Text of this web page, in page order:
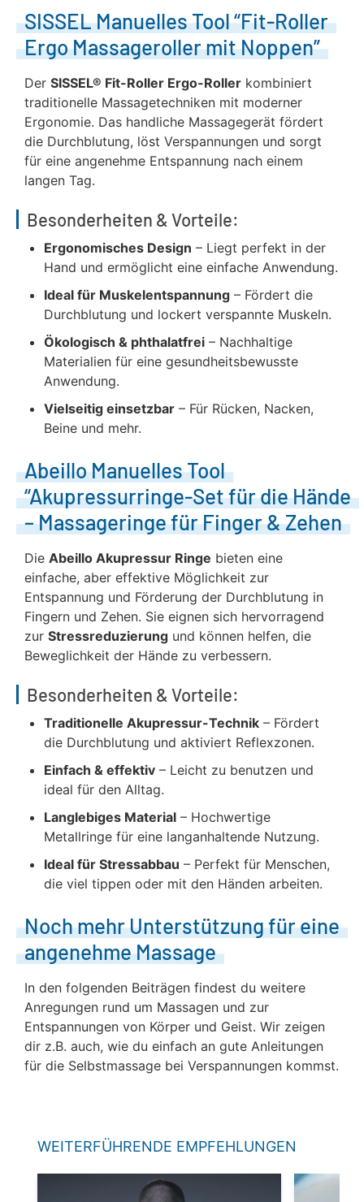
SISSEL Manuelles Tool “Fit-Roller
Ergo Massageroller mit Noppen”
Der SISSEL® Fit-Roller Ergo-Roller kombiniert
traditionelle Massagetechniken mit moderner
Ergonomie. Das handliche Massagegerät fördert
die Durchblutung, löst Verspannungen und sorgt
für eine angenehme Entspannung nach einem
langen Tag.
Besonderheiten & Vorteile:
Ergonomisches Design – Liegt perfekt in der
Hand und ermöglicht eine einfache Anwendung.
Ideal für Muskelentspannung – Fördert die
Durchblutung und lockert verspannte Muskeln.
Ökologisch & phthalatfrei – Nachhaltige
Materialien für eine gesundheitsbewusste
Anwendung.
Vielseitig einsetzbar – Für Rücken, Nacken,
Beine und mehr.
Abeillo Manuelles Tool
“Akupressurringe-Set für die Hände
– Massageringe für Finger & Zehen
Die Abeillo Akupressur Ringe bieten eine
einfache, aber effektive Möglichkeit zur
Entspannung und Förderung der Durchblutung in
Fingern und Zehen. Sie eignen sich hervorragend
zur Stressreduzierung und können helfen, die
Beweglichkeit der Hände zu verbessern.
Besonderheiten & Vorteile:
Traditionelle Akupressur-Technik – Fördert
die Durchblutung und aktiviert Reflexzonen.
Einfach & effektiv – Leicht zu benutzen und
ideal für den Alltag.
Langlebiges Material – Hochwertige
Metallringe für eine langanhaltende Nutzung.
Ideal für Stressabbau – Perfekt für Menschen,
die viel tippen oder mit den Händen arbeiten.
Noch mehr Unterstützung für eine
angenehme Massage
In den folgenden Beiträgen findest du weitere
Anregungen rund um Massagen und zur
Entspannungen von Körper und Geist. Wir zeigen
dir z.B. auch, wie du einfach an gute Anleitungen
für die Selbstmassage bei Verspannungen kommst.
WEITERFÜHRENDE EMPFEHLUNGEN